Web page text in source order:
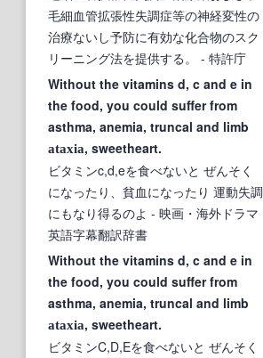
毛細血管拡張性失調症等の神経変性の
治療ないし予防に有効な化合物のスク
リーニング法を提供する。
- 特許庁
Without the vitamins d, c and e in
the food, you could suffer from
asthma, anemia, truncal and limb
ataxia, sweetheart.
ビタミンc,d,eを食べないと ぜんそく
になったり、貧血になったり 運動失調
にもなり得るのよ - 映画・海外ドラマ
英語字幕翻訳辞書
Without the vitamins d, c and e in
the food, you could suffer from
asthma, anemia, truncal and limb
ataxia, sweetheart.
ビタミンC,D,Eを食べないと ぜんそく